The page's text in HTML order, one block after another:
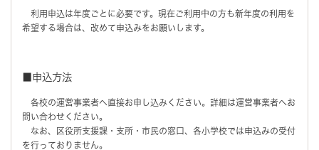
利用申込は年度ごとに必要です。現在ご利用中の方も新年度の利用を
希望する場合は、改めて申込みをお願いします。
■申込方法
各校の運営事業者へ直接お申し込みください。詳細は運営事業者へお
問い合わせください。
なお、区役所支援課・支所・市民の窓口、各小学校では申込みの受付
を行っておりません。